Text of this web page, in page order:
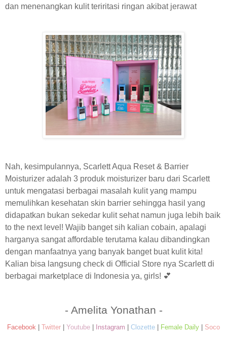
dan menenangkan kulit teriritasi ringan akibat jerawat
Nah, kesimpulannya, Scarlett Aqua Reset & Barrier
Moisturizer adalah 3 produk moisturizer baru dari Scarlett
untuk mengatasi berbagai masalah kulit yang mampu
memulihkan kesehatan skin barrier sehingga hasil yang
didapatkan bukan sekedar kulit sehat namun juga lebih baik
to the next level! Wajib banget sih kalian cobain, apalagi
harganya sangat affordable terutama kalau dibandingkan
dengan manfaatnya yang banyak banget buat kulit kita!
Kalian bisa langsung check di Official Store nya Scarlett di
berbagai marketplace di Indonesia ya, girls! 💕
- Amelita Yonathan -
Facebook | Twitter | Youtube | Instagram | Clozette | Female Daily | Soco